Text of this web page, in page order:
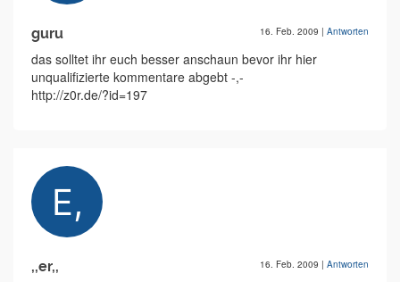
guru 16. Feb. 2009 | Antworten
das solltet ihr euch besser anschaun bevor ihr hier
unqualifizierte kommentare abgebt -,-
http://z0r.de/?id=197
,,er,, 16. Feb. 2009 | Antworten